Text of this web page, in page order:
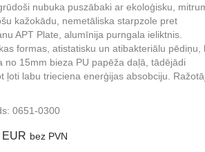
nubuka puszābaki ar ekoloģisku,
kažokādu, nemetāliska starpzole pret
APT Plate, alumīnija purngala ieliktnis.
formas, atistatisku un atibakteriālu pēdiņu,
no 15mm bieza PU papēža daļā, tādējādi
ļoti labu trieciena enerģijas absobciju.
0651-0300
EUR bez PVN